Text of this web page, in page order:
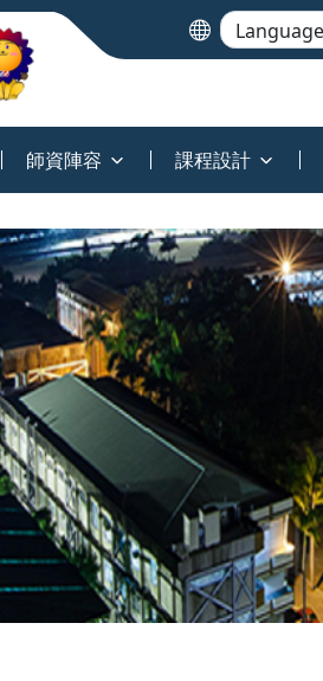
師資陣容 課程設計